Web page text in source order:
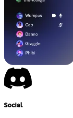
Social